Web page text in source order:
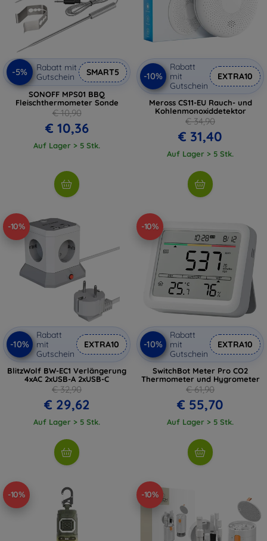
-5%
Rabatt mit
Gutschein
SMART5
SONOFF MPS01 BBQ
Fleischthermometer Sonde
€ 10,90
€ 10,36
Auf Lager > 5 Stk.
-10%
Rabatt
mit
Gutschein
EXTRA10
Meross CS11-EU Rauch- und
Kohlenmonoxiddetektor
€ 34,90
€ 31,40
Auf Lager > 5 Stk.
-10%
-10%
Rabatt
mit
Gutschein
EXTRA10
BlitzWolf BW-EC1 Verlängerung
4xAC 2xUSB-A 2xUSB-C
€ 32,90
€ 29,62
Auf Lager > 5 Stk.
-10%
-10%
Rabatt
mit
Gutschein
EXTRA10
SwitchBot Meter Pro CO2
Thermometer und Hygrometer
€ 61,90
€ 55,70
Auf Lager > 5 Stk.
-10% -10%